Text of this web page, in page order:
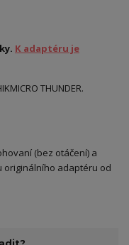
K adaptéru je
THUNDER.
(bez otáčení) a
originálního adaptéru od